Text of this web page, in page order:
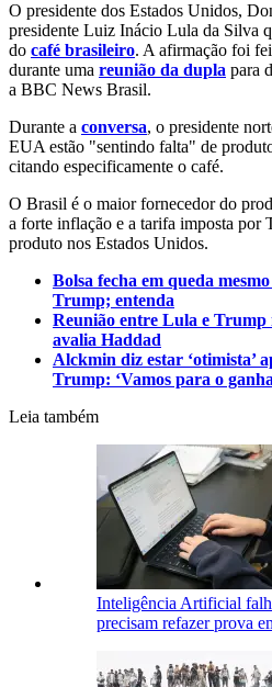
O presidente dos Estados Unidos,
presidente Luiz Inácio Lula da Silva
do café brasileiro. A afirmação foi
durante uma reunião da dupla para
a BBC News Brasil.
Durante a conversa, o presidente
EUA estão "sentindo falta" de
citando especificamente o café.
O Brasil é o maior fornecedor do
a forte inflação e a tarifa imposta por
produto nos Estados Unidos.
Bolsa fecha em queda
Trump; entenda
Reunião entre Lula e Trump
avalia Haddad
Alckmin diz estar ‘otimista’
Trump: ‘Vamos para o
Leia também
Inteligência Artificial
precisam refazer prova